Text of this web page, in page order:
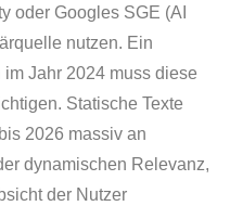
oder Googles SGE (AI
nutzen. Ein
im Jahr 2024 muss diese
Statische Texte
2026 massiv an
dynamischen Relevanz,
der Nutzer